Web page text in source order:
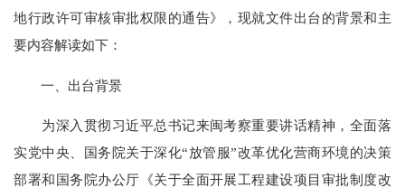
地行政许可审核审批权限的通告》，现就文件出台的背景和主
要内容解读如下：
一、出台背景
为深入贯彻习近平总书记来闽考察重要讲话精神，全面落
实党中央、国务院关于深化“放管服”改革优化营商环境的决策
部署和国务院办公厅《关于全面开展工程建设项目审批制度改